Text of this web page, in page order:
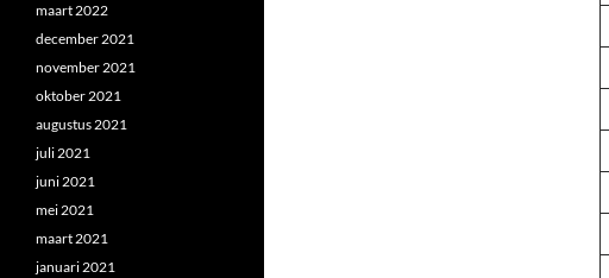
maart 2022
december 2021
november 2021
oktober 2021
augustus 2021
juli 2021
juni 2021
mei 2021
maart 2021
januari 2021